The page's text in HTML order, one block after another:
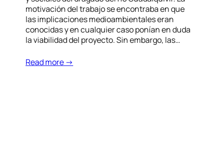
motivación del trabajo se encontraba en que
las implicaciones medioambientales eran
conocidas y en cualquier caso ponían en duda
la viabilidad del proyecto. Sin embargo, las…
Read more →